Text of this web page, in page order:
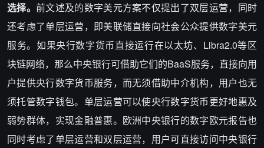
选择。 前文述及的数字美元方案不仅提出了双层运营，同时
还考虑了单层运营，即美联储直接向社会公众提供数字美元
服务。如果央行数字货币直接运行在以太坊、Libra2.0等区
块链网络，那么中央银行可借助它们的BaaS服务，直接向用
户提供央行数字货币服务，而无须借助中介机构，用户也无
须托管数字钱包。单层运营可以使央行数字货币更好地惠及
弱势群体，实现金融普惠。欧洲中央银行的数字欧元报告也
同时考虑了单层运营和双层运营，用户可直接访问中央银行